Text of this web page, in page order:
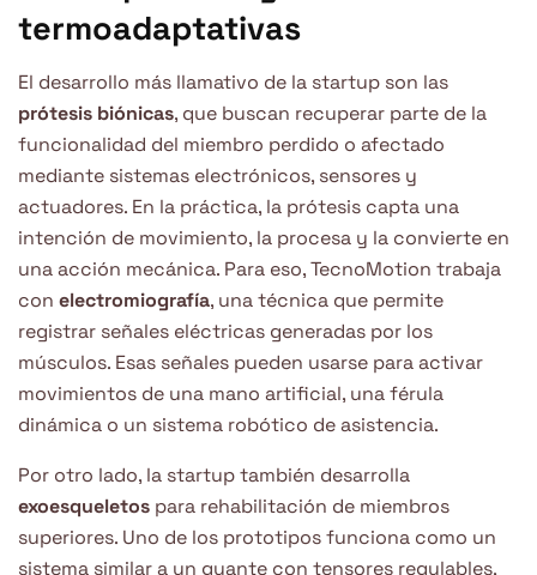
termoadaptativas
El desarrollo más llamativo de la startup son las
prótesis biónicas, que buscan recuperar parte de la
funcionalidad del miembro perdido o afectado
mediante sistemas electrónicos, sensores y
actuadores. En la práctica, la prótesis capta una
intención de movimiento, la procesa y la convierte en
una acción mecánica. Para eso, TecnoMotion trabaja
con electromiografía, una técnica que permite
registrar señales eléctricas generadas por los
músculos. Esas señales pueden usarse para activar
movimientos de una mano artificial, una férula
dinámica o un sistema robótico de asistencia.
Por otro lado, la startup también desarrolla
exoesqueletos para rehabilitación de miembros
superiores. Uno de los prototipos funciona como un
sistema similar a un guante con tensores regulables,